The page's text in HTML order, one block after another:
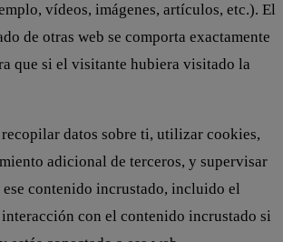
vídeos, imágenes, artículos, etc.). El
de otras web se comporta exactamente
que si el visitante hubiera visitado la
recopilar datos sobre ti, utilizar cookies,
adicional de terceros, y supervisar
contenido incrustado, incluido el
con el contenido incrustado si